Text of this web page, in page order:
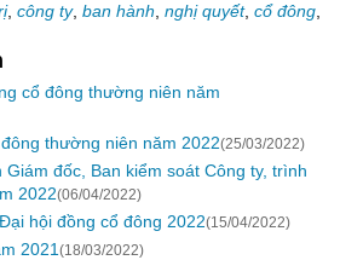
, công ty, ban hành nghị quyết, cổ đông
cổ đông thường niên năm
thường niên năm 2022(25/03/2022)
Giám đốc, Ban kiểm soát Công ty, trình
2022(06/04/2022)
hội đồng cổ đông 2022(15/04/2022)
2021 (18/03/2022)